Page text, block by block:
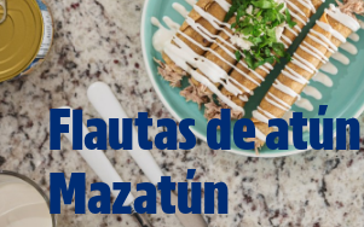
Flautas de atún
Mazatún